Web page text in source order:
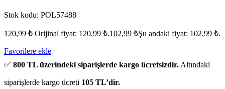
Stok kodu: POL57488
120,99₺ Orijinal fiyat: 120,99 ₺.102,99 ₺Şu andaki fiyat: 102,99 ₺.
Favorilere ekle
✅ 800 TL üzerindeki siparişlerde kargo ücretsizdir. Altındaki
siparişlerde kargo ücreti 105 TL’dir.